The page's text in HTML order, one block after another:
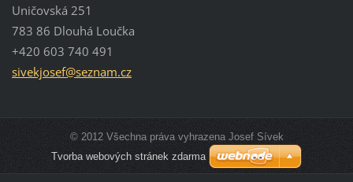
Uničovská 251
783 86 Dlouhá Loučka
+420 603 740 491
sivekjosef@seznam.cz
© 2012 Všechna práva vyhrazena Josef Sívek
Tvorba webových stránek zdarma